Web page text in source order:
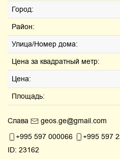
Город:
Район:
Улица/Номер дома:
Цена за квадратный метр:
Цена:
Площадь:
Слава
geos.ge@gmail.com
+995 597 000066
+995 597
ID: 23162